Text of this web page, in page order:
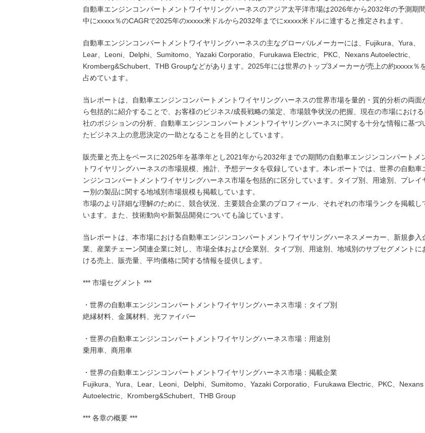
自動車エンジンコンパートメントワイヤリングハーネスのアジア太平洋市場は2026年から2032年の予測期間
中にxxxxx％のCAGRで2025年のxxxxx米ドルから2032年までにxxxxx米ドルに達すると推定されます。
自動車エンジンコンパートメントワイヤリングハーネスの主なグローバルメーカーには、Fujikura、Yura、
Lear、Leoni、Delphi、Sumitomo、Yazaki Corporatio、Furukawa Electric、PKC、Nexans Autoelectric、
Kromberg&Schubert、THB Groupなどがあります。2025年には世界のトップ3メーカーが売上の約xxxxx％
占めています。
当レポートは、自動車エンジンコンパートメントワイヤリングハーネスの世界市場を量的・質的分析の両面
ら包括的に紹介することで、お客様のビジネス/成長戦略の策定、市場競争状況の把握、現在の市場における
社のポジションの分析、自動車エンジンコンパートメントワイヤリングハーネスに関する十分な情報に基づ
たビジネス上の意思決定の一助となることを目的としています。
販売量と売上をベースに2025年を基準年とし2021年から2032年までの期間の自動車エンジンコンパートメ
トワイヤリングハーネスの市場規模、推計、予想データを収録しています。本レポートでは、世界の自動車
ンジンコンパートメントワイヤリングハーネス市場を包括的に区分しています。タイプ別、用途別、プレイ
ー別の製品に関する地域別市場規模も掲載しています。
市場のより詳細な理解のために、競合状況、主要競合企業のプロフィール、それぞれの市場ランクを掲載し
います。また、技術動向や新製品開発についても論じています。
当レポートは、本市場における自動車エンジンコンパートメントワイヤリングハーネスメーカー、新規参入
業、産業チェーン関連企業に対し、市場全体および企業別、タイプ別、用途別、地域別のサブセグメントに
ける売上、販売量、平均価格に関する情報を提供します。
*** 市場セグメント ***
・世界の自動車エンジンコンパートメントワイヤリングハーネス市場：タイプ別
絶縁材料、金属材料、光ファイバー
・世界の自動車エンジンコンパートメントワイヤリングハーネス市場：用途別
乗用車、商用車
・世界の自動車エンジンコンパートメントワイヤリングハーネス市場：掲載企業
Fujikura、Yura、Lear、Leoni、Delphi、Sumitomo、Yazaki Corporatio、Furukawa Electric、PKC、Nexans
Autoelectric、Kromberg&Schubert、THB Group
*** 各章の概要 ***